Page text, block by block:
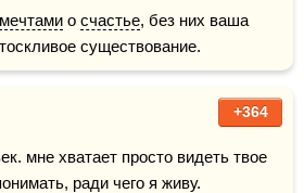
мечтами о счастье
существование.
+364
мне хватает просто видеть твое
ради чего я живу.